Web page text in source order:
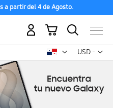
a partir del 4 de Agosto.
USD -
dólar
Mi carrito